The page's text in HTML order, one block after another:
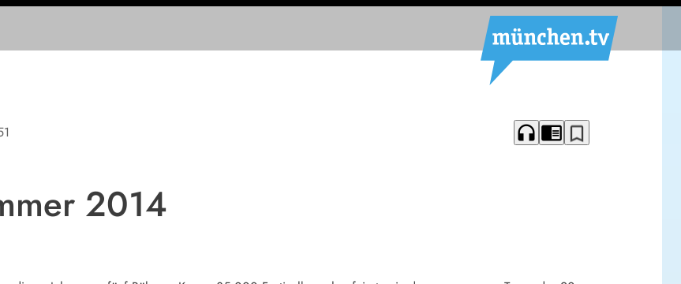
headphones chrome_reader_mode bookmark_border
2014